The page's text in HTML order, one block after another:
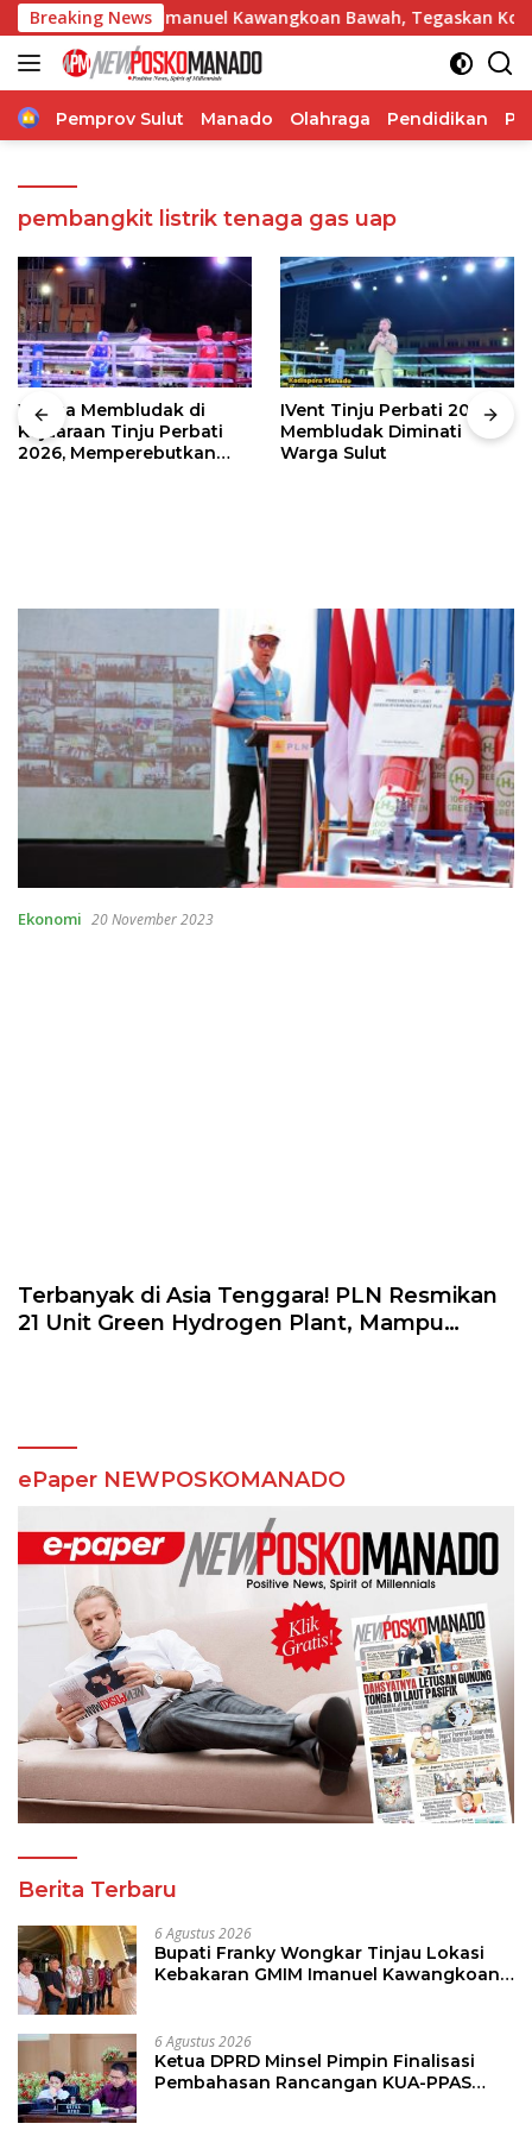
Langsung
ke
konten
Breaking News
GMIM Imanuel Kawangkoan Bawah, Tegaskan Komitmen
Home
Pemprov Sulut Manado Olahraga Pendidikan
pembangkit listrik tenaga gas uap
Warga Membludak di
Kejuaraan Tinju Perbati
2026, Memperebutkan
IVent Tinju Perbati 2026
Membludak Diminati
Warga Sulut
Ekonomi 20 November 2023
Terbanyak di Asia Tenggara! PLN Resmikan
21 Unit Green Hydrogen Plant, Mampu
ePaper NEWPOSKOMANADO
Berita Terbaru
6 Agustus 2026
Bupati Franky Wongkar Tinjau Lokasi
Kebakaran GMIM Imanuel Kawangkoan
6 Agustus 2026
Ketua DPRD Minsel Pimpin Finalisasi
Pembahasan Rancangan KUA-PPAS